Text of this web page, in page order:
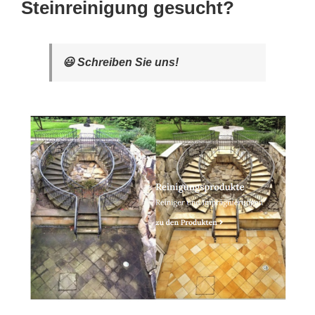
Steinreinigung gesucht?
😃 Schreiben Sie uns!